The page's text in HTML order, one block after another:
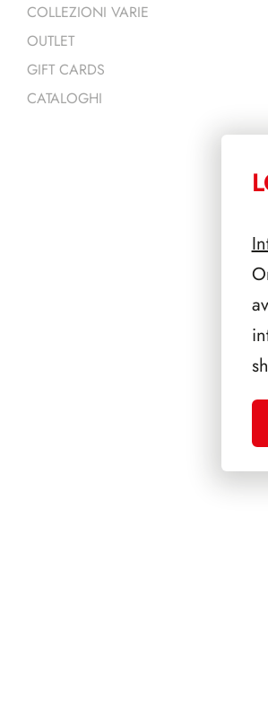
COLLEZIONI VARIE
OUTLET
GIFT CARDS
CATALOGHI